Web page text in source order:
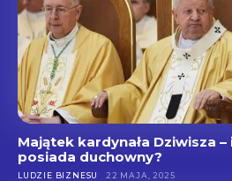
Majątek kardynała Dziwisza
posiada duchowny?
LUDZIE BIZNESU 22 MAJA, 2025